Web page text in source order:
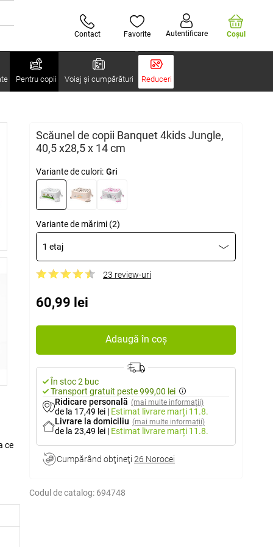
Contact Favorite Autentificare Coşul
Pentru copii Voiaj și cumpărături Reduceri
Scăunel de copii Banquet 4kids Jungle,
40,5 x28,5 x 14 cm
Variante de culori: Gri
Variante de mărimi (2)
1 etaj
23 review-uri
60,99 lei
Adaugă în coș
În stoc 2 buc
Transport gratuit peste 999,00 lei
Ridicare personală (mai multe informații)
de la 17,49 lei | Estimat livrare marți 11.8.
Livrare la domiciliu (mai multe informații)
de la 23,49 lei | Estimat livrare marți 11.8.
Cumpărând obţineţi 26 Norocei
Codul de catalog: 694748
ce